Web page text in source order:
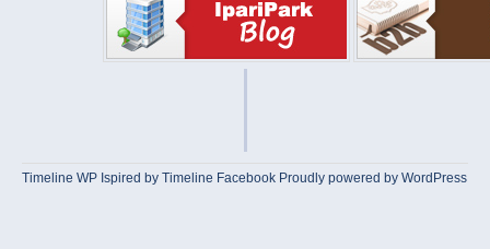
Timeline WP Ispired byTimeline Facebook Proudly powered by WordPress